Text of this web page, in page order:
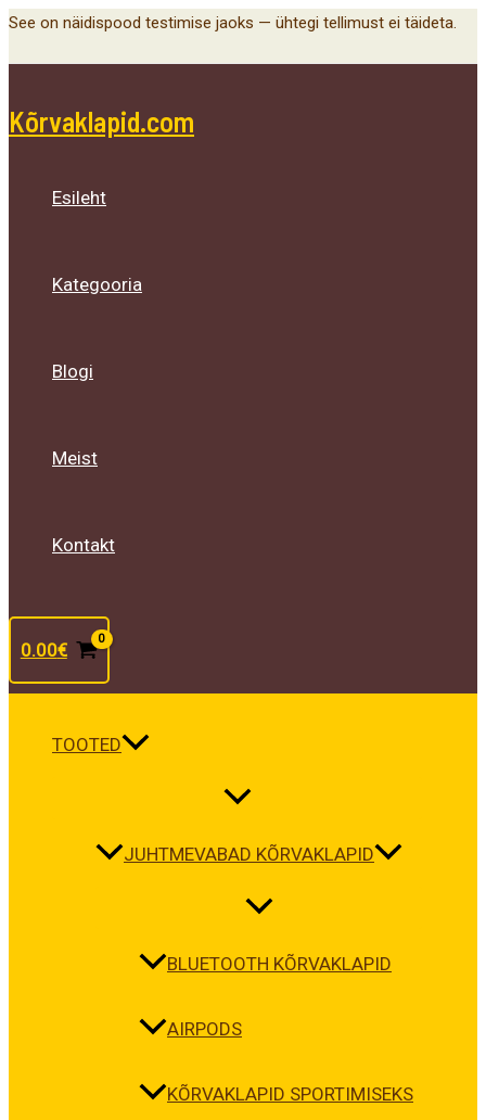
Skip
See on näidispood testimise jaoks — ühtegi tellimust ei täideta.
Kõrvaklapid.com
Esileht
Kategooria
Blogi
Meist
Kontakt
0.00€
TOOTED
Menu
Toggle
JUHTMEVABAD KÕRVAKLAPID
Menu
Toggle
BLUETOOTH KÕRVAKLAPID
AIRPODS
KÕRVAKLAPID SPORTIMISEKS
Menu
Toggle
Main
Menu